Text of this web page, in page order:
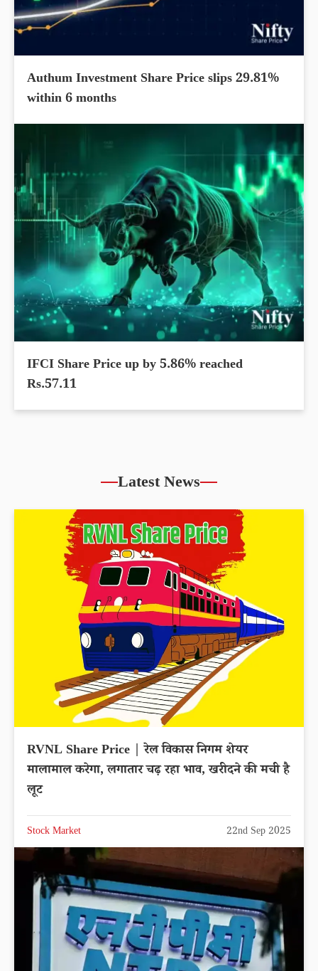
Authum Investment Share Price slips 29.81%
within 6 months
IFCI Share Price up by 5.86% reached
Rs.57.11
Latest News
RVNL Share Price | रेल विकास निगम शेयर
मालामाल करेगा, लगातार चढ़ रहा भाव, खरीदने की मची है
लूट
Stock Market 22nd Sep 2025